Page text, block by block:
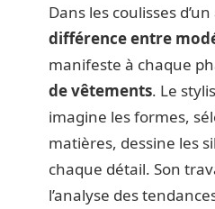
Dans les coulisses
différence entre
manifeste à chaque
de vêtements. Le
imagine les formes,
matières, dessine les
chaque détail. Son
l’analyse des